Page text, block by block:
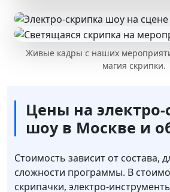
Живые кадры с наших
магия скрипки.
Цены на электро-
шоу в Москве и
Стоимость зависит от состава,
сложности программы. В
скрипачки, электро-